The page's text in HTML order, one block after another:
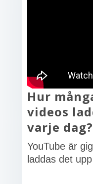
Hur
videos
varje dag?
YouTube är
laddas det